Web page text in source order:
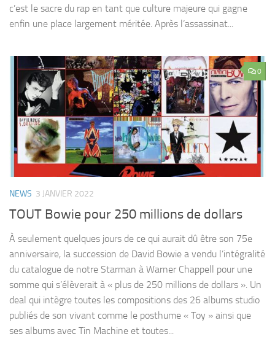
c’est le sacre du rap en tant que culture majeure qui gagne
enfin une place largement méritée. Après l’assassinat...
0
NEWS 3 JANVIER 2022
TOUT Bowie pour 250 millions de dollars
À seulement quelques jours de ce qui aurait dû être son 75e
anniversaire, la succession de David Bowie a vendu l’intégralité
du catalogue de notre Starman à Warner Chappell pour une
somme qui s’élèverait à « plus de 250 millions de dollars ». Un
deal qui intègre toutes les compositions des 26 albums studio
publiés de son vivant comme le posthume « Toy » ainsi que
ses albums avec Tin Machine et toutes...